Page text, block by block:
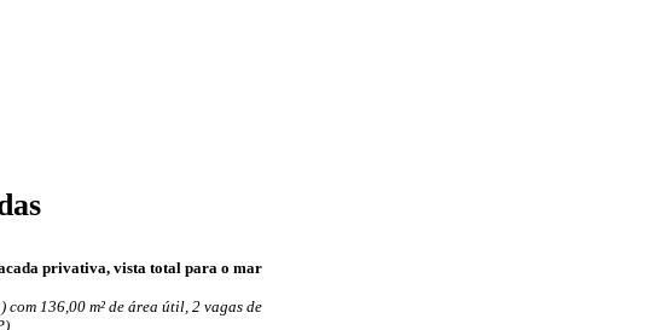
privativa, vista total para o mar
136,00 m² de área útil, 2 vagas de